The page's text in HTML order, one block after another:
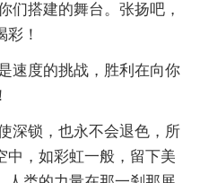
们搭建的舞台。张扬吧，
！
速度的挑战，胜利在向你
深锁，也永不会退色，所
中，如彩虹一般，留下美